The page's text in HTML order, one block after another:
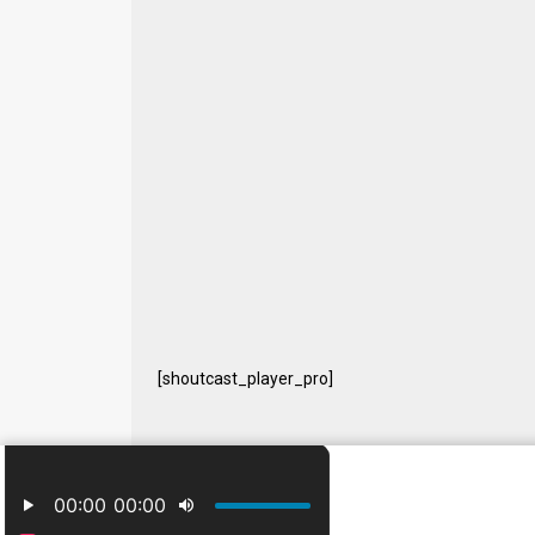
[shoutcast_player_pro]